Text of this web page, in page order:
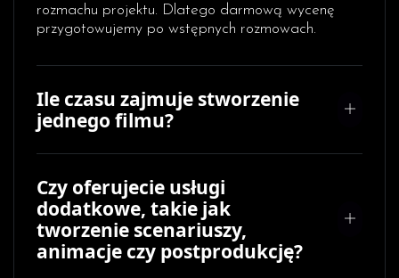
rozmachu projektu. Dlatego darmową wycenę
przygotowujemy po wstępnych rozmowach.
Ile czasu zajmuje stworzenie
jednego filmu?
Czy oferujecie usługi
dodatkowe, takie jak
tworzenie scenariuszy,
animacje czy postprodukcję?